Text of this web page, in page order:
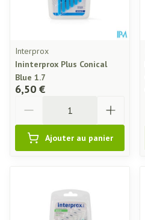
Interprox
Ininterprox Plus Conical
Blue 1.7
6,50 €
Ajouter au panier